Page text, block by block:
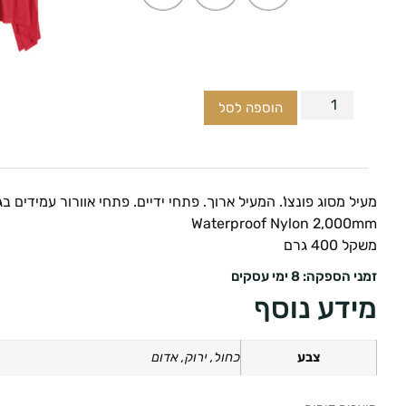
הוספה לסל
מעיל מסוג פונצו'. המעיל ארוך. פתחי ידיים. פתחי אוורור עמידים
Waterproof Nylon 2,000mm
משקל 400 גרם
זמני הספקה: 8 ימי עסקים
מידע נוסף
צבע כחול, ירוק, אדום